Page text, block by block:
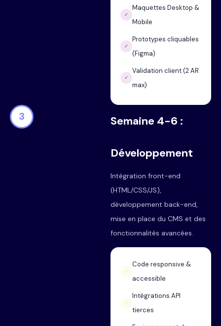
✓
Maquettes Desktop &
Mobile
✓
Prototypes cliquables
(Figma)
✓
Validation client (2 AR
max)
3 Semaine 4-6 :
Développement
Intégration front-end
(HTML/CSS/JS),
développement back-end,
mise en place du CMS et des
fonctionnalités avancées.
✓
Code responsive &
accessible
✓
Intégrations API
tierces